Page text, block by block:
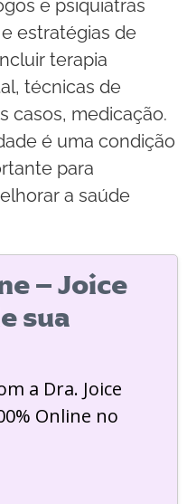
e psiquiatras
estratégias de
terapia
técnicas de
casos, medicação.
é uma condição
para
a saúde
– Joice
sua
a Dra. Joice
Online no